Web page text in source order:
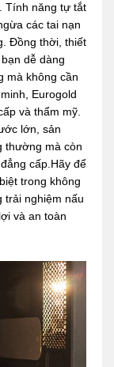
Tính năng tự tắt
các tai nạn
Đồng thời, thiết
dễ dàng
mà không cần
Eurogold
và thẩm mỹ.
lớn, sản
thường mà còn
cấp.Hãy để
trong không
trải nghiệm nấu
và an toàn